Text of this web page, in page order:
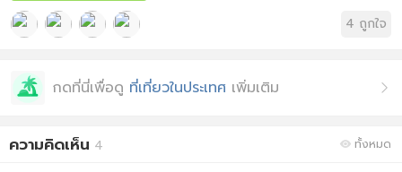
4 ถูกใจ

กดที่นี่เพื่อดู ที่เที่ยวในประเทศ เพิ่มเติม
 ทั้งหมด
ความคิดเห็น 4